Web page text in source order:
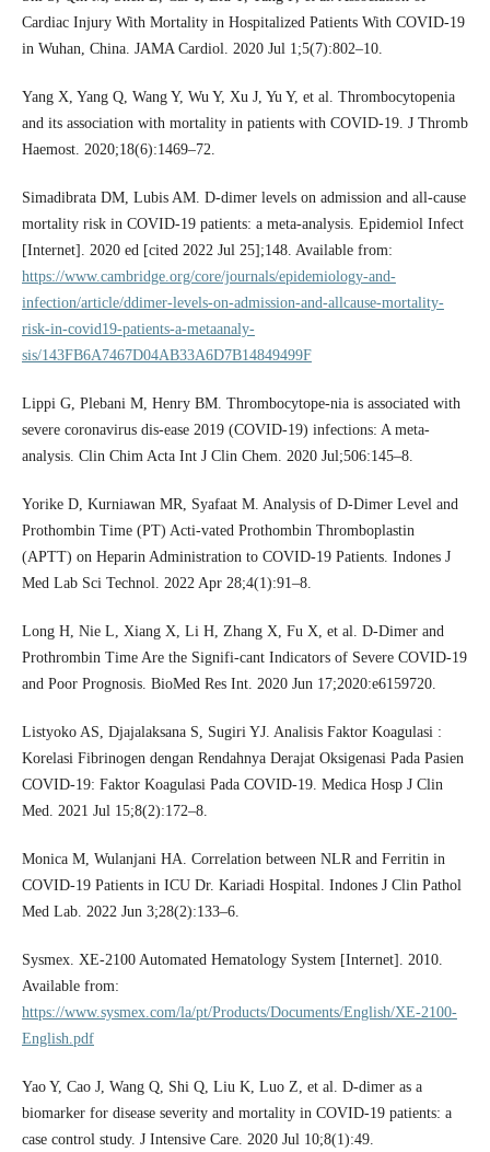
Cardiac Injury With Mortality in Hospitalized Patients With COVID-19
in Wuhan, China. JAMA Cardiol. 2020 Jul 1;5(7):802–10.
Yang X, Yang Q, Wang Y, Wu Y, Xu J, Yu Y, et al. Thrombocytopenia
and its association with mortality in patients with COVID-19. J Thromb
Haemost. 2020;18(6):1469–72.
Simadibrata DM, Lubis AM. D-dimer levels on admission and all-cause
mortality risk in COVID-19 patients: a meta-analysis. Epidemiol Infect
[Internet]. 2020 ed [cited 2022 Jul 25];148. Available from:
https://www.cambridge.org/core/journals/epidemiology-and-
infection/article/ddimer-levels-on-admission-and-allcause-mortality-
risk-in-covid19-patients-a-metaanaly-
sis/143FB6A7467D04AB33A6D7B14849499F
Lippi G, Plebani M, Henry BM. Thrombocytope-nia is associated with
severe coronavirus dis-ease 2019 (COVID-19) infections: A meta-
analysis. Clin Chim Acta Int J Clin Chem. 2020 Jul;506:145–8.
Yorike D, Kurniawan MR, Syafaat M. Analysis of D-Dimer Level and
Prothombin Time (PT) Acti-vated Prothombin Thromboplastin
(APTT) on Heparin Administration to COVID-19 Patients. Indones J
Med Lab Sci Technol. 2022 Apr 28;4(1):91–8.
Long H, Nie L, Xiang X, Li H, Zhang X, Fu X, et al. D-Dimer and
Prothrombin Time Are the Signifi-cant Indicators of Severe COVID-19
and Poor Prognosis. BioMed Res Int. 2020 Jun 17;2020:e6159720.
Listyoko AS, Djajalaksana S, Sugiri YJ. Analisis Faktor Koagulasi :
Korelasi Fibrinogen dengan Rendahnya Derajat Oksigenasi Pada Pasien
COVID-19: Faktor Koagulasi Pada COVID-19. Medica Hosp J Clin
Med. 2021 Jul 15;8(2):172–8.
Monica M, Wulanjani HA. Correlation between NLR and Ferritin in
COVID-19 Patients in ICU Dr. Kariadi Hospital. Indones J Clin Pathol
Med Lab. 2022 Jun 3;28(2):133–6.
Sysmex. XE-2100 Automated Hematology System [Internet]. 2010.
Available from:
https://www.sysmex.com/la/pt/Products/Documents/English/XE-2100-
English.pdf
Yao Y, Cao J, Wang Q, Shi Q, Liu K, Luo Z, et al. D-dimer as a
biomarker for disease severity and mortality in COVID-19 patients: a
case control study. J Intensive Care. 2020 Jul 10;8(1):49.